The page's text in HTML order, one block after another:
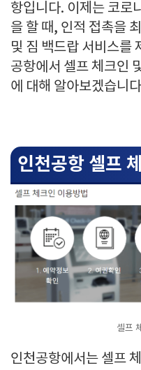
항입니다. 이제는 코로
을 할 때, 인적 접촉을
및 짐 백드랍 서비스를
공항에서 셀프 체크인
에 대해 알아보겠습니
인천공항 셀프
셀프
인천공항에서는 셀프